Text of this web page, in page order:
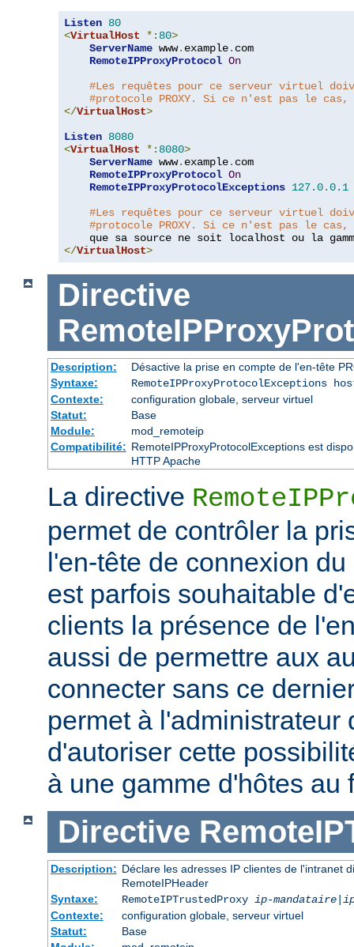
Listen 80
<VirtualHost *: 80>
ServerName www. example. com
RemoteIPProxyProtocol On
#Les requêtes pour ce serveur virtuel
#protocole PROXY. Si ce n'est pas le
</VirtualHost>
Listen 8080
<VirtualHost *: 8080>
ServerName www. example. com
RemoteIPProxyProtocol On
RemoteIPProxyProtocolExceptions 127.0.0.1
#Les requêtes pour ce serveur virtuel
#protocole PROXY. Si ce n'est pas le cas,
que sa source ne soit localhost ou la
</VirtualHost>
Directive
Description:
Désactive la prise en compte de l'en-tête
Syntaxe:
RemoteIPProxyProtocolExceptions
Contexte:
configuration globale, serveur virtuel
Statut:
Base
Module:
mod_remoteip
Compatibilité: RemoteIPProxyProtocolExceptions est
HTTP Apache
La directive
permet de contrôler la
l'en-tête de connexion
est parfois souhaitable
clients la présence de
aussi de permettre aux
connecter sans ce
permet à l'administrateur
d'autoriser cette
à une gamme d'hôtes au
Directive
Description: Déclare les adresses IP clientes de l'intranet
RemoteIPHeader
Syntaxe:
RemoteIPTrustedProxy ip-mandataire|
Contexte:
configuration globale, serveur virtuel
Statut:
Base